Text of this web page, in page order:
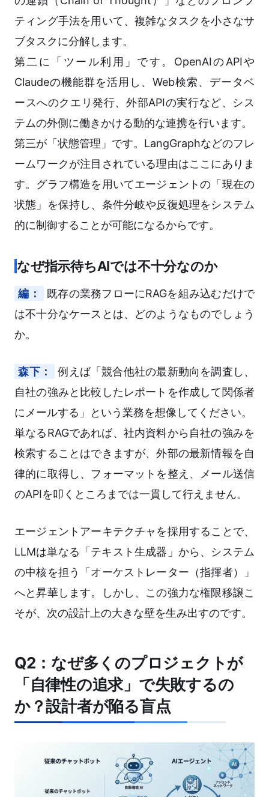
ティング手法を用いて、複雑なタスクを小さなサ
ブタスクに分解します。
第二に「ツール利用」です。OpenAIのAPIや
Claudeの機能群を活用し、Web検索、データベ
ースへのクエリ発行、外部APIの実行など、シス
テムの外側に働きかける動的な連携を行います。
第三が「状態管理」です。LangGraphなどのフレ
ームワークが注目されている理由はここにありま
す。グラフ構造を用いてエージェントの「現在の
状態」を保持し、条件分岐や反復処理をシステム
的に制御することが可能になるからです。
なぜ指示待ちAIでは不十分なのか
編：
既存の業務フローにRAGを組み込むだけで
は不十分なケースとは、どのようなものでしょう
か。
森下：
例えば「競合他社の最新動向を調査し、
自社の強みと比較したレポートを作成して関係者
にメールする」という業務を想像してください。
単なるRAGであれば、社内資料から自社の強みを
検索することはできますが、外部の最新情報を自
律的に取得し、フォーマットを整え、メール送信
のAPIを叩くところまでは一貫して行えません。
エージェントアーキテクチャを採用することで、
LLMは単なる「テキスト生成器」から、システム
の中核を担う「オーケストレーター（指揮者）」
へと昇華します。しかし、この強力な権限移譲こ
そが、次の設計上の大きな壁を生み出すのです。
Q2：なぜ多くのプロジェクトが
「自律性の追求」で失敗するの
か？設計者が陥る盲点